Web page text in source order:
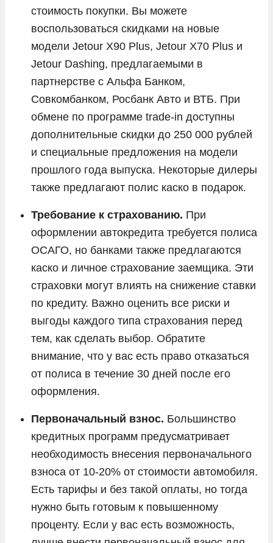
стоимость покупки. Вы можете
воспользоваться скидками на новые
модели Jetour X90 Plus, Jetour X70 Plus и
Jetour Dashing, предлагаемыми в
партнерстве с Альфа Банком,
Совкомбанком, Росбанк Авто и ВТБ. При
обмене по программе trade-in доступны
дополнительные скидки до 250 000 рублей
и специальные предложения на модели
прошлого года выпуска. Некоторые дилеры
также предлагают полис каско в подарок.
Требование к страхованию. При
оформлении автокредита требуется полиса
ОСАГО, но банками также предлагаются
каско и личное страхование заемщика. Эти
страховки могут влиять на снижение ставки
по кредиту. Важно оценить все риски и
выгоды каждого типа страхования перед
тем, как сделать выбор. Обратите
внимание, что у вас есть право отказаться
от полиса в течение 30 дней после его
оформления.
Первоначальный взнос. Большинство
кредитных программ предусматривает
необходимость внесения первоначального
взноса от 10-20% от стоимости автомобиля.
Есть тарифы и без такой оплаты, но тогда
нужно быть готовым к повышенному
проценту. Если у вас есть возможность,